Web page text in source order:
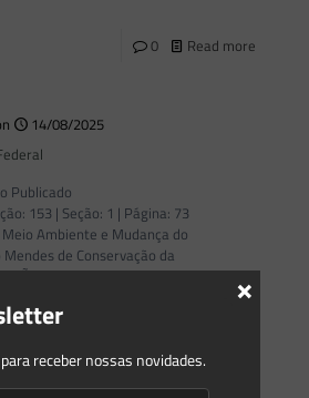
0 Read more
14/08/2025
Publicado
153 | Seção: 1 | Página: 73
Ambiente e Mudança do
de Conservação da
NORMATIVA ICMBIO Nº 24,[…]
receber nossas novidades.
×